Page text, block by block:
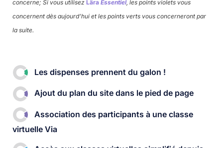
concerne; Si vous utilisez Lära Essentiel, les points violets vous
concernent dès aujourd’hui et les points verts vous concerneront par
la suite.
Les dispenses prennent du galon !​
Ajout du plan du site dans le pied de page​
Association des participants à une classe
virtuelle Via​